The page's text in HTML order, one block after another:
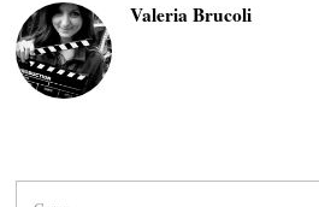
Valeria Brucoli